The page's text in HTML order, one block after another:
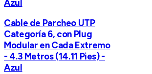
Azul
Cable de Parcheo UTP
Categoría 6, con Plug
Modular en Cada Extremo
- 4.3 Metros (14.11 Pies) -
Azul